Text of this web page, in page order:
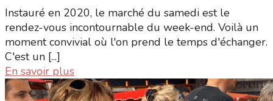
Instauré en 2020, le marché du samedi est le
rendez-vous incontournable du week-end. Voilà un
moment convivial où l'on prend le temps d'échanger.
C'est un [...]
En savoir plus